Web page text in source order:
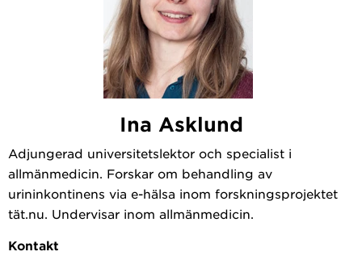
Ina Asklund
Adjungerad universitetslektor och specialist i
allmänmedicin. Forskar om behandling av
urininkontinens via e-hälsa inom forskningsprojektet
tät.nu. Undervisar inom allmänmedicin.
Kontakt